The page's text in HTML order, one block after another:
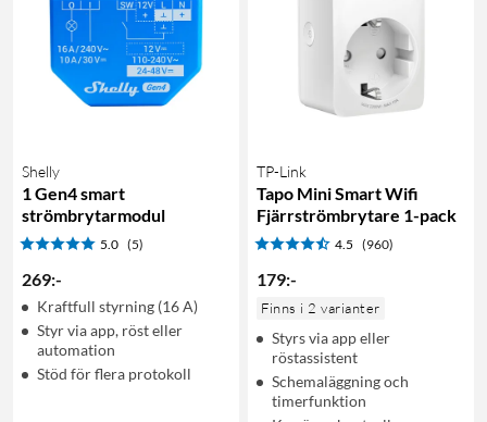
Shelly
1 Gen4 smart
strömbrytarmodul
5.0 (5)
269:-
Kraftfull styrning (16 A)
Styr via app, röst eller
automation
Stöd för flera protokoll
TP-Link
Tapo Mini Smart Wifi
Fjärrströmbrytare 1-pack
4.5 (960)
179:-
Finns i 2 varianter
Styrs via app eller
röstassistent
Schemaläggning och
timerfunktion